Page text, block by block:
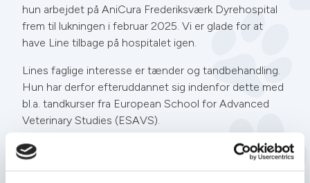
hun arbejdet på AniCura Frederiksværk Dyrehospital
frem til lukningen i februar 2025. Vi er glade for at
have Line tilbage på hospitalet igen.
Lines faglige interesse er tænder og tandbehandling.
Hun har derfor efteruddannet sig indenfor dette med
bl.a. tandkurser fra European School for Advanced
Veterinary Studies (ESAVS).
Privat bor Line sammen med sin mand, deres to børn
og deres to katte, Preben og Mogens.